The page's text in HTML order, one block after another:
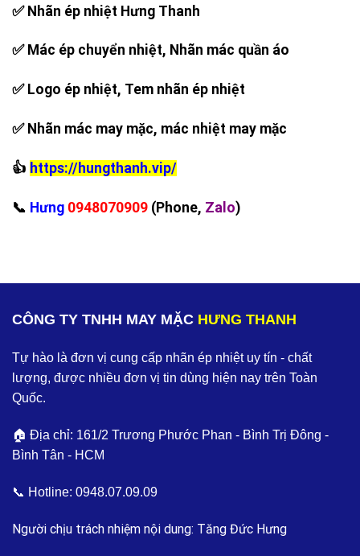
✅ Nhãn ép nhiệt Hưng Thanh
✅ Mác ép chuyển nhiệt, Nhãn mác quần áo
✅ Logo ép nhiệt, Tem nhãn ép nhiệt
✅ Nhãn mác may mặc, mác nhiệt may mặc
👍 https://hungthanh.vip/
‪📞 Hưng 0948070909 (Phone, Zalo)
CÔNG TY TNHH MAY MẶC HƯNG THANH
Tự hào là đơn vị cung cấp nhãn ép nhiệt uy tín - chất
lượng, được nhiều đơn vị tin dùng hiện nay trên Toàn
Quốc.
🏠 Địa chỉ: 161/2 Trương Phước Phan - Bình Trị Đông -
Bình Tân - HCM
📞 Hotline: 0948.07.09.09
Người chịu trách nhiệm nội dung: Tăng Đức Hưng